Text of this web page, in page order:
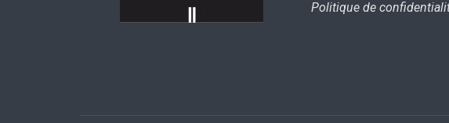
Politique de